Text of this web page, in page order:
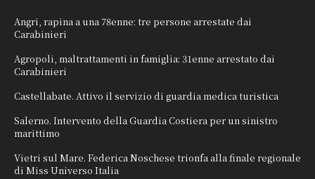
Angri, rapina a una 78enne: tre persone arrestate dai
Carabinieri
Agropoli, maltrattamenti in famiglia: 31enne arrestato dai
Carabinieri
Castellabate. Attivo il servizio di guardia medica turistica
Salerno. Intervento della Guardia Costiera per un sinistro
marittimo
Vietri sul Mare. Federica Noschese trionfa alla finale regionale
di Miss Universo Italia